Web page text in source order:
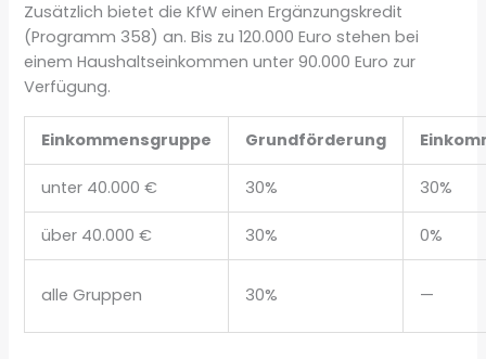
Zusätzlich bietet die KfW einen Ergänzungskredit
(Programm 358) an. Bis zu 120.000 Euro stehen bei
einem Haushaltseinkommen unter 90.000 Euro zur
Verfügung.
Einkommensgruppe Grundförderung
unter 40.000 € 30% 30%
über 40.000 € 30% 0%
alle Gruppen 30% —